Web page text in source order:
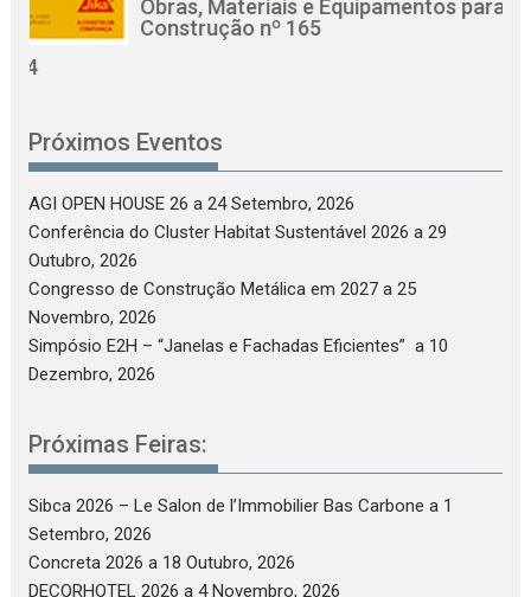
Obras, Materiais e Equipamentos para a
Construção nº 165
Próximos Eventos
AGI OPEN HOUSE 26 a 24 Setembro, 2026
Conferência do Cluster Habitat Sustentável 2026 a 29
Outubro, 2026
Congresso de Construção Metálica em 2027 a 25
Novembro, 2026
Simpósio E2H – “Janelas e Fachadas Eficientes” a 10
Dezembro, 2026
Próximas Feiras:
Sibca 2026 – Le Salon de l’Immobilier Bas Carbone a 1
Setembro, 2026
Concreta 2026 a 18 Outubro, 2026
DECORHOTEL 2026 a 4 Novembro, 2026